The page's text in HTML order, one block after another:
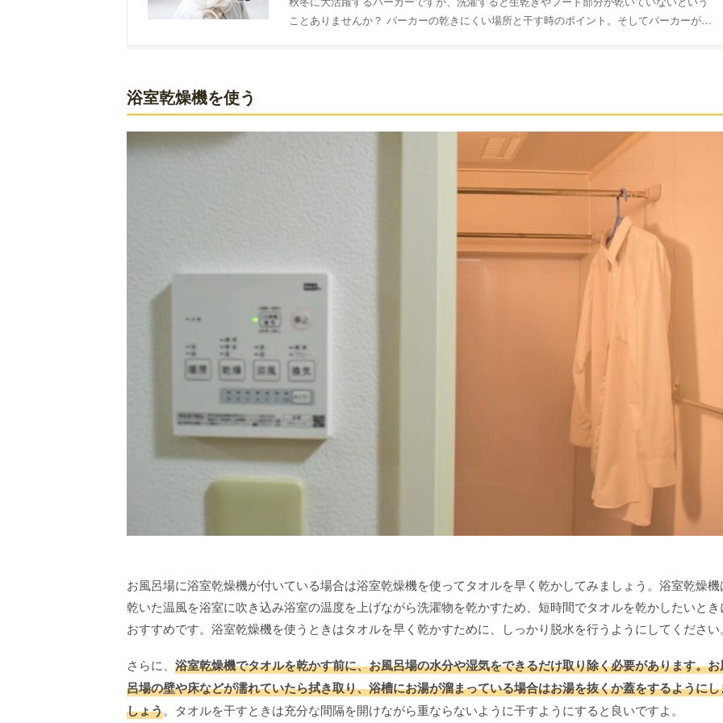
ことありませんか？ パーカーの乾きにくい場所と干す時のポイント。そしてパーカーが早
浴室乾燥機を使う
お風呂場に浴室乾燥機が付いている場合は浴室乾燥機を使ってタオルを早く乾かしてみましょう。浴室乾燥機
乾いた温風を浴室に吹き込み浴室の温度を上げながら洗濯物を乾かすため、短時間でタオルを乾かしたいとき
おすすめです。浴室乾燥機を使うときはタオルを早く乾かすために、しっかり脱水を行うようにしてください。
さらに、 浴室乾燥機でタオルを乾かす前に、お風呂場の水分や湿気をできるだけ取り除く必要があります。お
呂場の壁や床などが濡れていたら拭き取り、浴槽にお湯が溜まっている場合はお湯を抜くか蓋をするようにし
しょう。タオルを干すときは充分な間隔を開けながら重ならないように干すようにすると良いですよ。